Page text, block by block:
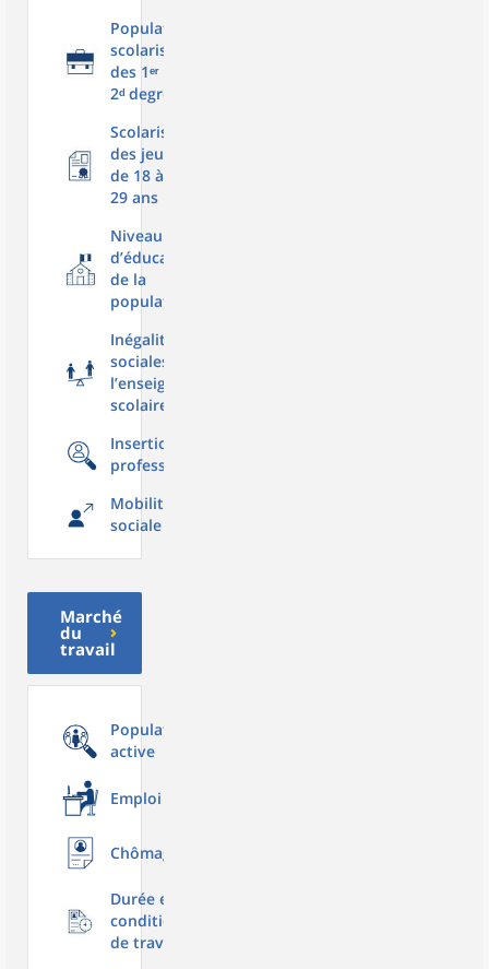
Population
scolarisée
des 1ᵉʳ et
2ᵈ degrés
Scolarisation
des jeunes
de 18 à
29 ans
Niveau
d’éducation
de la
population
Inégalités
sociales dans
l’enseignement
scolaire
Insertion
professionnelle
Mobilité
sociale
Marché
du
travail
Population
active
Emploi
Chômage
Durée et
conditions
de travail